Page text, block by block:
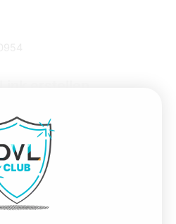
deine WhatsApp Nummer
Nachricht, die du von deinen
möchtest.
mich für die